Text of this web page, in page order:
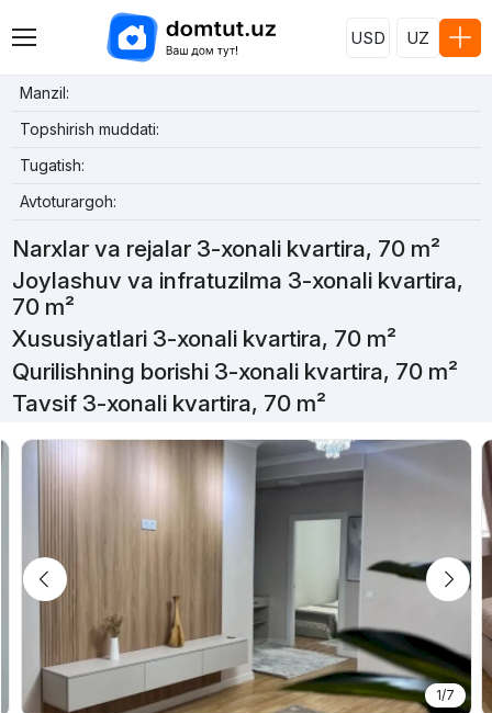
USD UZ
Manzil:
Topshirish muddati:
Tugatish:
Avtoturargoh:
Narxlar va rejalar 3-xonali kvartira, 70 m²
Joylashuv va infratuzilma 3-xonali kvartira,
70 m²
Xususiyatlari 3-xonali kvartira, 70 m²
Qurilishning borishi 3-xonali kvartira, 70 m²
Tavsif 3-xonali kvartira, 70 m²
1/7